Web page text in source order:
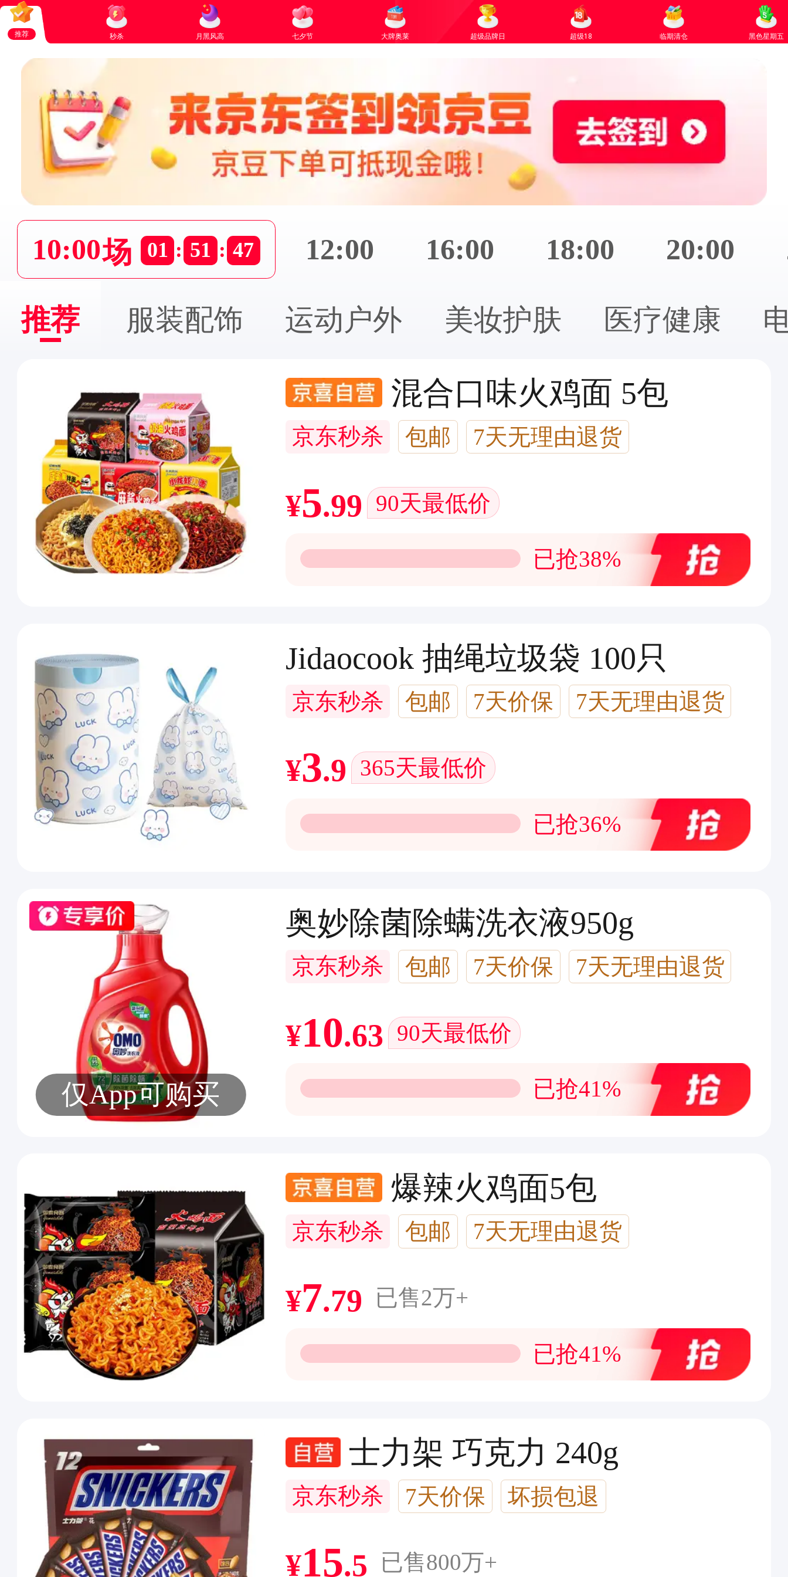
推荐 秒杀 月黑风高 七夕节 大牌奥莱 超级品牌日 超级18 临期清仓 黑色星期五
10:00场 01 : 51 : 47 12:00 16:00 18:00 20:00
推荐 服装配饰 运动户外 美妆护肤 医疗健康
混合口味火鸡面 5包
京东秒杀 包邮
7天无理由退货
¥5.99 90天最低价
已抢38%
Jidaocook 抽绳垃圾袋 100只
京东秒杀 包邮 7天价保
7天无理由退货
¥3.9 365天最低价
已抢36%
仅App可购买
奥妙除菌除螨洗衣液950g
京东秒杀 包邮 7天价保
7天无理由退货
¥10.63 90天最低价
已抢41%
爆辣火鸡面5包
京东秒杀 包邮
7天无理由退货
¥7.79 已售2万+
已抢41%
士力架 巧克力 240g
京东秒杀 7天价保
坏损包退
¥15.5 已售800万+